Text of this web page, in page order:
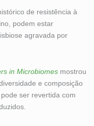
de resistência à
podem estar
agravada por
in Microbiomes mostrou
e composição
ser revertida com